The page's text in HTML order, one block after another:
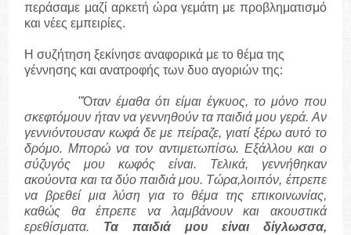
περάσαμε μαζί αρκετή ώρα γεμάτη με προβληματισμό
και νέες εμπειρίες.
Η συζήτηση ξεκίνησε αναφορικά με το θέμα της
γέννησης και ανατροφής των δυο αγοριών της:
"Όταν έμαθα ότι είμαι έγκυος, το μόνο που
σκεφτόμουν ήταν να γεννηθούν τα παιδιά μου γερά. Αν
γεννιόντουσαν κωφά δε με πείραζε, γιατί ξέρω αυτό το
δρόμο. Μπορώ να τον αντιμετωπίσω. Εξάλλου και ο
σύζυγός μου κωφός είναι. Τελικά, γεννήθηκαν
ακούοντα και τα δύο παιδιά μου. Τώρα,λοιπόν, έπρεπε
να βρεθεί μια λύση για το θέμα της επικοινωνίας,
καθώς θα έπρεπε να λαμβάνουν και ακουστικά
ερεθίσματα. Τα παιδιά μου είναι δίγλωσσα,